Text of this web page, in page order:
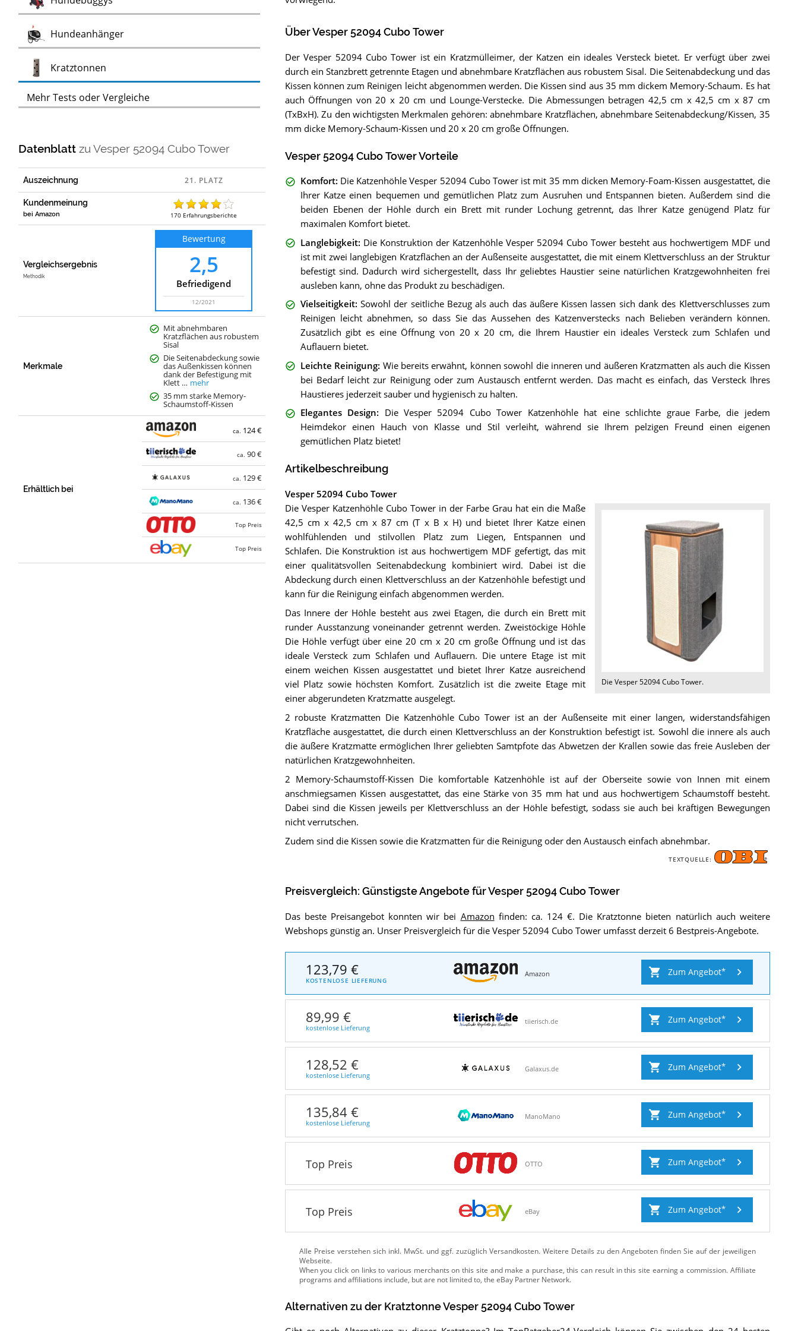
HundeanhängerTest
Kratztonnen
Mehr Tests oder Vergleiche
DatenblattzuVesper 52094 Cubo Tower
Auszeichnung
Kundenmeinung
bei Amazon 170 Erfahrungsberichte
Vergleichsergebnis
Methodik
Bewertung
2,5
Befriedigend
12/2021
Merkmale
Mit abnehmbaren
Kratzflächen aus robustem
Sisal
Die Seitenabdeckung sowie
das Außenkissen können
dank der Befestigung mit
Klett … mehr
35 mm starke Memory-
Schaumstoff-Kissen
Erhältlich bei
ca. 124 €
ca.90 €
ca. 129 €
ca. 136 €
Top Preis
Top Preis
Über Vesper 52094 Cubo Tower
Der Vesper 52094 Cubo Tower ist ein Kratzmülleimer, der Katzen ein ideales Versteck bietet. Er verfügt über zwei
durch ein Stanzbrett getrennte Etagen und abnehmbare Kratzflächen aus robustem Sisal. Die Seitenabdeckung und das
Kissen können zum Reinigen leicht abgenommen werden. Die Kissen sind aus 35 mm dickem Memory-Schaum. Es hat
auch Öffnungen von 20 x 20 cm und Lounge-Verstecke. Die Abmessungen betragen 42,5 cm x 42,5 cm x 87 cm
(TxBxH). Zu den wichtigsten Merkmalen gehören: abnehmbare Kratzflächen, abnehmbare Seitenabdeckung/Kissen, 35
mm dicke Memory-Schaum-Kissen und 20 x 20 cm große Öffnungen.
Vesper 52094 Cubo Tower Vorteile
Komfort: Die Katzenhöhle Vesper 52094 Cubo Tower ist mit 35 mm dicken Memory-Foam-Kissen ausgestattet, die
Ihrer Katze einen bequemen und gemütlichen Platz zum Ausruhen und Entspannen bieten. Außerdem sind die
beiden Ebenen der Höhle durch ein Brett mit runder Lochung getrennt, das Ihrer Katze genügend Platz für
maximalen Komfort bietet.
Langlebigkeit: Die Konstruktion der Katzenhöhle Vesper 52094 Cubo Tower besteht aus hochwertigem MDF und
ist mit zwei langlebigen Kratzflächen an der Außenseite ausgestattet, die mit einem Klettverschluss an der Struktur
befestigt sind. Dadurch wird sichergestellt, dass Ihr geliebtes Haustier seine natürlichen Kratzgewohnheiten frei
ausleben kann, ohne das Produkt zu beschädigen.
Vielseitigkeit:Sowohl der seitliche Bezug als auch das äußere Kissen lassen sich dank des Klettverschlusses zum
Reinigen leicht abnehmen, so dass Sie das Aussehen des Katzenverstecks nach Belieben verändern können.
Zusätzlich gibt es eine Öffnung von 20 x 20 cm, die Ihrem Haustier ein ideales Versteck zum Schlafen und
Auflauern bietet.
Leichte Reinigung: Wie bereits erwähnt, können sowohl die inneren und äußeren Kratzmatten als auch die Kissen
bei Bedarf leicht zur Reinigung oder zum Austausch entfernt werden. Das macht es einfach, das Versteck Ihres
Haustieres jederzeit sauber und hygienisch zu halten.
Elegantes Design: Die Vesper 52094 Cubo Tower Katzenhöhle hat eine schlichte graue Farbe, die jedem
Heimdekor einen Hauch von Klasse und Stil verleiht, während sie Ihrem pelzigen Freund einen eigenen
gemütlichen Platz bietet!
Artikelbeschreibung
Vesper 52094 Cubo Tower
Die Vesper 52094 Cubo Tower.
Die Vesper Katzenhöhle Cubo Tower in der Farbe Grau hat ein die Maße
42,5 cm x 42,5 cm x 87 cm (T x B x H) und bietet Ihrer Katze einen
wohlfühlenden und stilvollen Platz zum Liegen, Entspannen und
Schlafen. Die Konstruktion ist aus hochwertigem MDF gefertigt, das mit
einer qualitätsvollen Seitenabdeckung kombiniert wird. Dabei ist die
Abdeckung durch einen Klettverschluss an der Katzenhöhle befestigt und
kann für die Reinigung einfach abgenommen werden.
Das Innere der Höhle besteht aus zwei Etagen, die durch ein Brett mit
runder Ausstanzung voneinander getrennt werden. Zweistöckige Höhle
Die Höhle verfügt über eine 20 cm x 20 cm große Öffnung und ist das
ideale Versteck zum Schlafen und Auflauern. Die untere Etage ist mit
einem weichen Kissen ausgestattet und bietet Ihrer Katze ausreichend
viel Platz sowie höchsten Komfort. Zusätzlich ist die zweite Etage mit
einer abgerundeten Kratzmatte ausgelegt.
2 robuste Kratzmatten Die Katzenhöhle Cubo Tower ist an der Außenseite mit einer langen, widerstandsfähigen
Kratzfläche ausgestattet, die durch einen Klettverschluss an der Konstruktion befestigt ist. Sowohl die innere als auch
die äußere Kratzmatte ermöglichen Ihrer geliebten Samtpfote das Abwetzen der Krallen sowie das freie Ausleben der
natürlichen Kratzgewohnheiten.
2 Memory-Schaumstoff-Kissen Die komfortable Katzenhöhle ist auf der Oberseite sowie von Innen mit einem
anschmiegsamen Kissen ausgestattet, das eine Stärke von 35 mm hat und aus hochwertigem Schaumstoff besteht.
Dabei sind die Kissen jeweils per Klettverschluss an der Höhle befestigt, sodass sie auch bei kräftigen Bewegungen
nicht verrutschen.
Zudem sind die Kissen sowie die Kratzmatten für die Reinigung oder den Austausch einfach abnehmbar.
TEXTQUELLE:
Preisvergleich: Günstigste Angebote fürVesper 52094 Cubo Tower
Das beste Preisangebot konnten wir bei Amazon finden: ca. 124 €. Die Kratztonne bieten natürlich auch weitere
Webshops günstig an. Unser Preisvergleich für die Vesper 52094 Cubo Tower umfasst derzeit 6 Bestpreis-Angebote.
123,79 €
KOSTENLOSE LIEFERUNG
Amazon Zum Angebot
89,99 €
kostenlose Lieferung
tiierisch.de Zum Angebot
128,52 €
kostenlose Lieferung
Galaxus.de Zum Angebot
135,84 €
kostenlose Lieferung
ManoMano Zum Angebot
Top Preis OTTO Zum Angebot
Top Preis eBay Zum Angebot
Alle Preise verstehen sich inkl. MwSt. und ggf. zuzüglich Versandkosten. Weitere Details zu den Angebotenfinden Sie auf der jeweiligen
Webseite.
Alternativen zu der KratztonneVesper 52094 Cubo Tower